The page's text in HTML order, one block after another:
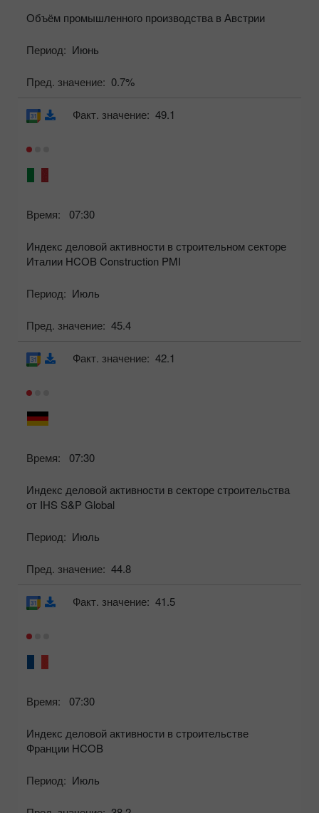
Объём промышленного производства в Австрии
Период: Июнь
Пред. значение: 0.7%
Время: 07:30
Индекс деловой активности в строительном секторе
Италии HCOB Construction PMI
Период: Июль
Пред. значение: 45.4
Факт. значение: 49.1
Время: 07:30
Индекс деловой активности в секторе строительства
от IHS S&P Global
Период: Июль
Пред. значение: 44.8
Факт. значение: 42.1
Время: 07:30
Индекс деловой активности в строительстве
Франции HCOB
Период: Июль
Факт. значение: 41.5